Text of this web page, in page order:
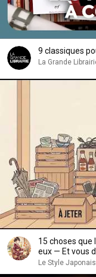
9 classiques
La Grande
15 choses que
eux — Et vous
Le Style Japonais